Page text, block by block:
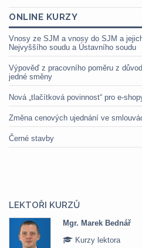
ONLINE KURZY
Vnosy ze SJM a vnosy do SJM a
Nejvyššího soudu a Ústavního soudu
Výpověď z pracovního poměru z
jedné směny
Nová „tlačítková povinnost“ pro e-
Změna cenových ujednání ve
Černé stavby
LEKTOŘI KURZŮ
Mgr. Marek Bednář
Kurzy lektora